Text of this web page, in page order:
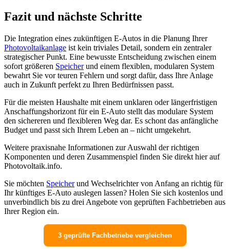
Fazit und nächste Schritte
Die Integration eines zukünftigen E-Autos in die Planung Ihrer
Photovoltaikanlage ist kein triviales Detail, sondern ein zentraler
strategischer Punkt. Eine bewusste Entscheidung zwischen einem
sofort größeren Speicherund einem flexiblen, modularen System
bewahrt Sie vor teuren Fehlern und sorgt dafür, dass Ihre Anlage
auch in Zukunft perfekt zu Ihren Bedürfnissen passt.
Für die meisten Haushalte mit einem unklaren oder längerfristigen
Anschaffungshorizont für ein E-Auto stellt das modulare System
den sichereren und flexibleren Weg dar. Es schont das anfängliche
Budget und passt sich Ihrem Leben an – nicht umgekehrt.
Weitere praxisnahe Informationen zur Auswahl der richtigen
Komponenten und deren Zusammenspiel finden Sie direkt hier auf
Photovoltaik.info.
Sie möchten Speicherund Wechselrichter von Anfang an richtig für
Ihr künftiges E-Auto auslegen lassen? Holen Sie sich kostenlos und
unverbindlich bis zu drei Angebote von geprüften Fachbetrieben aus
Ihrer Region ein.
3 geprüfte Fachbetriebe vergleichen